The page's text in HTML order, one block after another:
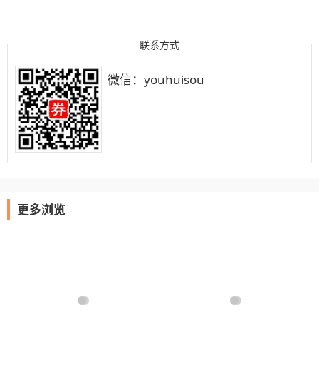
联系方式
微信：youhuisou
更多浏览